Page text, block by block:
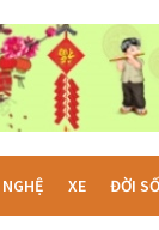
XE ĐỜI